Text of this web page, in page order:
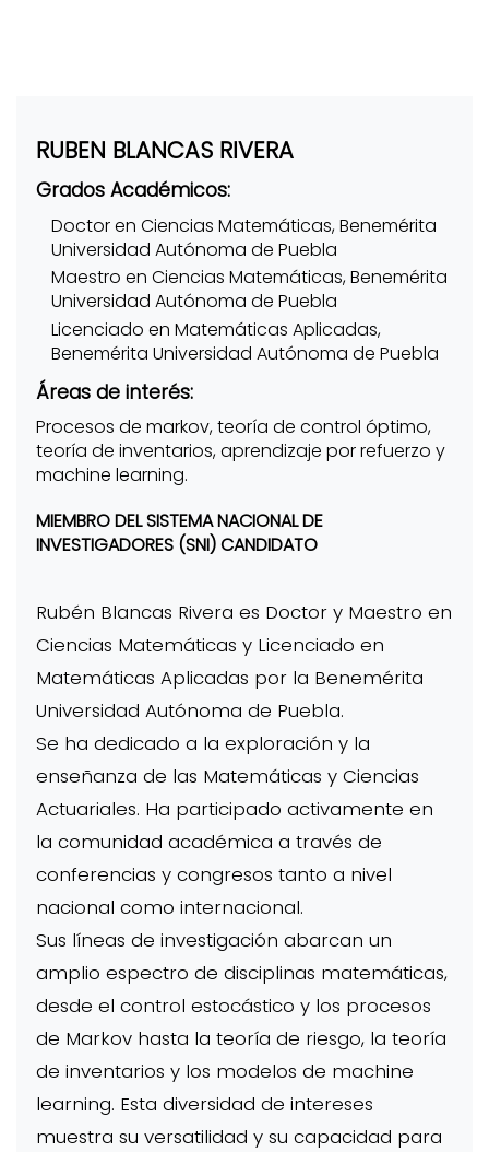
RUBEN BLANCAS RIVERA
Grados Académicos:
Doctor en Ciencias Matemáticas, Benemérita
Universidad Autónoma de Puebla
Maestro en Ciencias Matemáticas, Benemérita
Universidad Autónoma de Puebla
Licenciado en Matemáticas Aplicadas,
Benemérita Universidad Autónoma de Puebla
Áreas de interés:
Procesos de markov, teoría de control óptimo,
teoría de inventarios, aprendizaje por refuerzo y
machine learning.
MIEMBRO DEL SISTEMA NACIONAL DE
INVESTIGADORES (SNI) CANDIDATO
Rubén Blancas Rivera es Doctor y Maestro en
Ciencias Matemáticas y Licenciado en
Matemáticas Aplicadas por la Benemérita
Universidad Autónoma de Puebla.
Se ha dedicado a la exploración y la
enseñanza de las Matemáticas y Ciencias
Actuariales. Ha participado activamente en
la comunidad académica a través de
conferencias y congresos tanto a nivel
nacional como internacional.
Sus líneas de investigación abarcan un
amplio espectro de disciplinas matemáticas,
desde el control estocástico y los procesos
de Markov hasta la teoría de riesgo, la teoría
de inventarios y los modelos de machine
learning. Esta diversidad de intereses
muestra su versatilidad y su capacidad para